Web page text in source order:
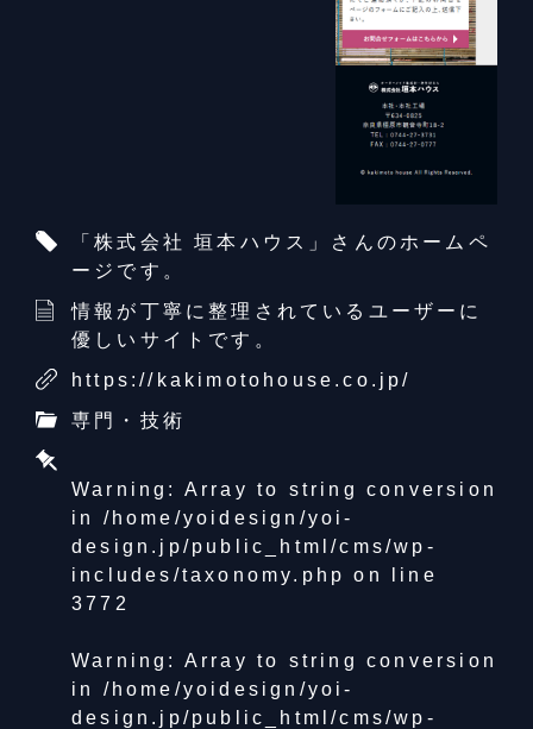
「株式会社 垣本ハウス」さんのホームペ
ージです。
情報が丁寧に整理されているユーザーに
優しいサイトです。
https://kakimotohouse.co.jp/
専門・技術
Warning : Array to string conversion
in /home/yoidesign/yoi-
design.jp/public_html/cms/wp-
includes/taxonomy.php on line
3772
Warning : Array to string conversion
in /home/yoidesign/yoi-
design.jp/public_html/cms/wp-